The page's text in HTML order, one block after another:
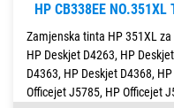
HP CB338EE
Zamjenska tinta HP 351XL
HP Deskjet D4263, HP
D4363, HP Deskjet D4368,
Officejet J5785, HP Officejet